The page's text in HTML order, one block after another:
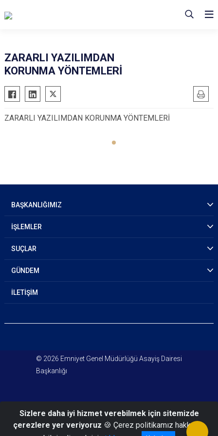
ZARARLI YAZILIMDAN
KORUNMA YÖNTEMLERİ
ZARARLI YAZILIMDAN KORUNMA YÖNTEMLERİ
BAŞKANLIĞIMIZ
İŞLEMLER
SUÇLAR
GÜNDEM
İLETİŞİM
© 2026 Emniyet Genel Müdürlüğü Asayiş Dairesi
Başkanlığı
Sizlere daha iyi hizmet verebilmek için sitemizde
çerezlere yer veriyoruz 🍪 Çerez politikamız hakkında